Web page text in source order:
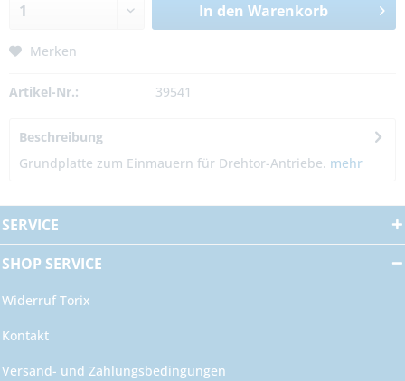
In den Warenkorb
Merken
Artikel-Nr.: 39541
Beschreibung
Grundplatte zum Einmauern für Drehtor-Antriebe. mehr
SERVICE
SHOP SERVICE
Widerruf Torix
Kontakt
Versand- und Zahlungsbedingungen